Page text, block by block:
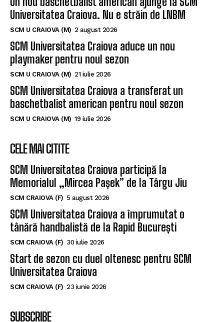
SCM U CRAIOVA (M) 2 august 2026
SCM Universitatea Craiova aduce un nou
playmaker pentru noul sezon
SCM U CRAIOVA (M) 21 iulie 2026
SCM Universitatea Craiova a transferat un
baschetbalist american pentru noul sezon
SCM U CRAIOVA (M) 19 iulie 2026
CELE MAI CITITE
SCM Universitatea Craiova participă la
SCM CRAIOVA (F) 5 august 2026
SCM Universitatea Craiova a împrumutat o
tânără handbalistă de la Rapid București
SCM CRAIOVA (F) 30 iulie 2026
Start de sezon cu duel oltenesc pentru SCM
Universitatea Craiova
SCM CRAIOVA (F) 23 iunie 2026